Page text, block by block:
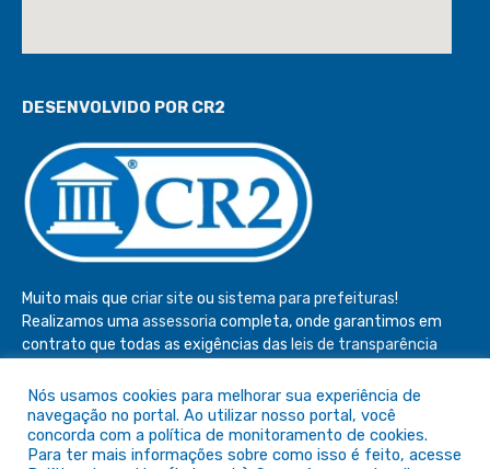
DESENVOLVIDO POR CR2
Muito mais que criar site ou sistema para prefeituras!
Realizamos uma assessoria completa, onde garantimos em
contrato que todas as exigências das leis de transparência
Conheça oPNTPe oRadar da Transparência Pública
Nós usamos cookies para melhorar sua experiência de
navegação no portal. Ao utilizar nosso portal, você
concorda com a política de monitoramento de cookies.
Para ter mais informações sobre como isso é feito, acesse